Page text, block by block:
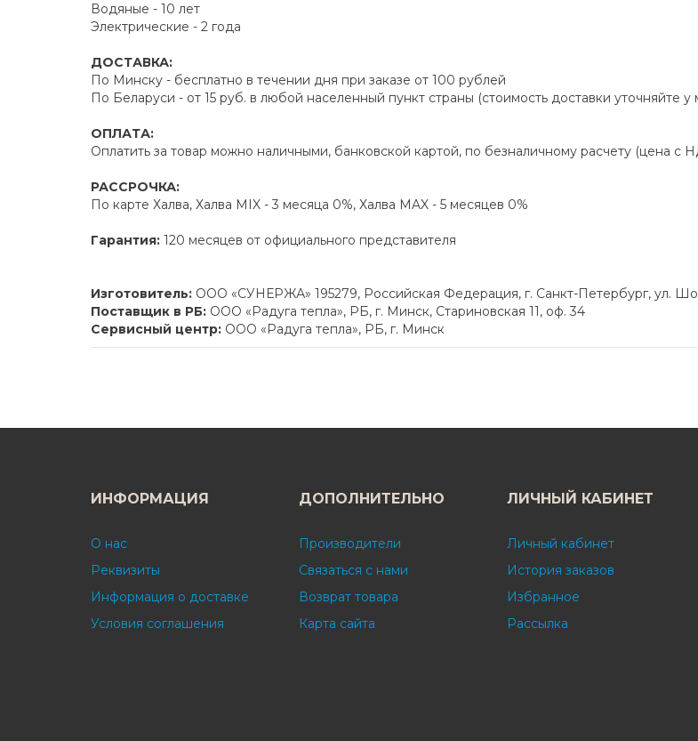
Водяные - 10 лет
Электрические - 2 года
ДОСТАВКА:
По Минску - бесплатно в течении дня при заказе от 100 рублей
По Беларуси - от 15 руб. в любой населенный пункт страны (стоимость доставки уточняйте
ОПЛАТА:
Оплатить за товар можно наличными, банковской картой, по безналичному расчету (цена с
РАССРОЧКА:
По карте Халва, Халва MIX - 3 месяца 0%, Халва MAX - 5 месяцев 0%
Гарантия: 120 месяцев от официального представителя
Изготовитель: ООО «СУНЕРЖА» 195279, Российская Федерация, г. Санкт-Петербург, ул.
Поставщик в РБ: ООО «Радуга тепла», РБ, г. Минск, Стариновская 11, оф. 34
Сервисный центр: ООО «Радуга тепла», РБ, г. Минск
ИНФОРМАЦИЯ
О нас
Реквизиты
Информация о доставке
Условия соглашения
ДОПОЛНИТЕЛЬНО
Производители
Связаться с нами
Возврат товара
Карта сайта
ЛИЧНЫЙ КАБИНЕТ
Личный кабинет
История заказов
Избранное
Рассылка